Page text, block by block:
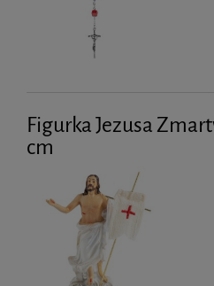
Figurka Jezusa
cm